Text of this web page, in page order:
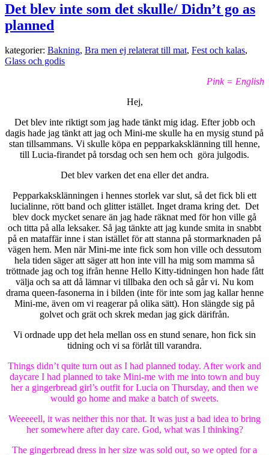
Det blev inte som det skulle/ Didn’t go as
planned
kategorier: Bakning, Bra men ej relaterat till mat, Fest och kalas,
Glass och godis
Pink = English
Hej,
Det blev inte riktigt som jag hade tänkt mig idag. Efter jobb och
dagis hade jag tänkt att jag och Mini-me skulle ha en mysig stund på
stan tillsammans. Vi skulle köpa en pepparkaksklänning till henne,
till Lucia-firandet på torsdag och sen hem och göra julgodis.
Det blev varken det ena eller det andra.
Pepparkaksklänningen i hennes storlek var slut, så det fick bli ett
lucialinne, rött band och glitter istället. Inget drama kring det. Det
blev dock mycket senare än jag hade räknat med för hon ville gå
och titta på alla leksaker. Så jag tänkte att jag kunde smita in snabbt
på en mataffär inne i stan istället för att stanna på stormarknaden på
vägen hem. Men när Mini-me inte fick som hon ville och dessutom
hela tiden säger att säger att hon inte vill ha mig som mamma så
tröttnade jag och tog ifrån henne Hello Kitty-tidningen hon hade fått
välja och sa att då lämnar vi tillbaka den och så går vi. Nu kom
drama queen-fasonerna in i bilden (inte för inte som jag kallar henne
Mini-me, även om vi reagerar på olika sätt). Hon slängde sig på
golvet och grät och skrek medan jag gick därifrån.
Vi ordnade upp det hela mellan oss en stund senare, hon fick sin
tidning och vi sa förlåt till varandra.
Things didn’t quite turn out as I had planned today. After work and
daycare I had planned to take Mini-me with me into town and buy
her a gingerbread girl’s outfit for Lucia on Thursday, and then we
would go home and make a batch of sweets.
Weeeeell, it was neither this nor that. It was just a bad idea to bring
her somewhere after day care. God, what was I thinking?
The gingerbread dress in her size was sold out, so we opted for a